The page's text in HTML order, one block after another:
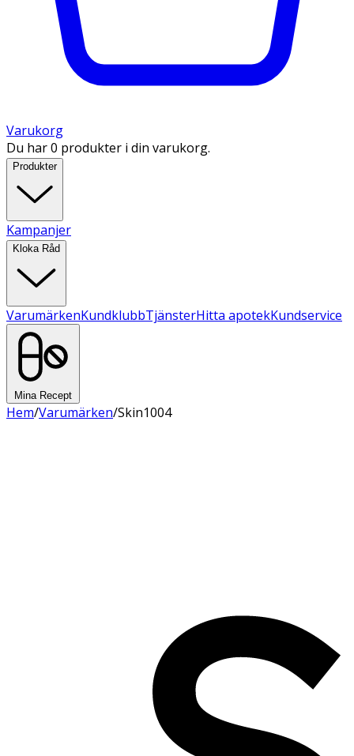
Varukorg
Du har 0 produkter i din varukorg.
Produkter
Kampanjer
Kloka Råd
VarumärkenKundklubbTjänsterHitta apotekKundservice
Mina Recept
Hem/Varumärken/Skin1004